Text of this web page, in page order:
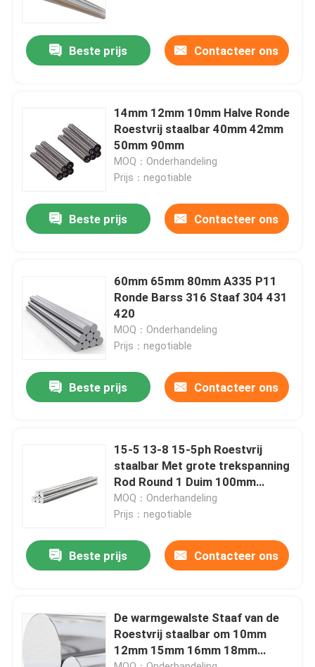
Producten
Ongeveer ons
Fabrieksreis
Contact de V.S.
Verzoek om een Citaat
roestvrij staal om buis
het blad van de roestvrij staalplaat
Beste prijs Contacteer ons
14mm 12mm 10mm Halve Ronde
Roestvrij staalbar 40mm 42mm
50mm 90mm
MOQ：Onderhandeling
Prijs：negotiable
Beste prijs Contacteer ons
60mm 65mm 80mm A335 P11
Ronde Barss 316 Staaf 304 431
420
MOQ：Onderhandeling
Prijs：negotiable
Beste prijs Contacteer ons
15-5 13-8 15-5ph Roestvrij
staalbar Met grote trekspanning
Rod Round 1 Duim 100mm
125mm 150mm 200mm
MOQ：Onderhandeling
Prijs：negotiable
Beste prijs Contacteer ons
De warmgewalste Staaf van de
Roestvrij staalbar om 10mm
12mm 15mm 16mm 18mm